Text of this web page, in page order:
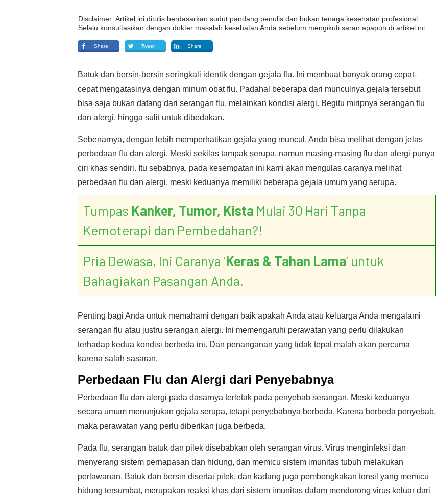
Disclaimer: Artikel ini ditulis berdasarkan sudut pandang penulis dan bukan tenaga kesehatan profesional.
Selalu konsultasikan dengan dokter masalah kesehatan Anda sebelum mengikuti saran apapun di artikel ini.
Share Tweet Share
Batuk dan bersin-bersin seringkali identik dengan gejala flu. Ini membuat banyak orang cepat-
cepat mengatasinya dengan minum obat flu. Padahal beberapa dari munculnya gejala tersebut
bisa saja bukan datang dari serangan flu, melainkan kondisi alergi. Begitu miripnya serangan flu
dan alergi, hingga sulit untuk dibedakan.
Sebenarnya, dengan lebih memperhatikan gejala yang muncul, Anda bisa melihat dengan jelas
perbedaan flu dan alergi. Meski sekilas tampak serupa, namun masing-masing flu dan alergi punya
ciri khas sendiri. Itu sebabnya, pada kesempatan ini kami akan mengulas caranya melihat
perbedaan flu dan alergi, meski keduanya memiliki beberapa gejala umum yang serupa.
Tumpas Kanker, Tumor, Kista Mulai 30 Hari Tanpa
Kemoterapi dan Pembedahan?!
Pria Dewasa, Ini Caranya ‘Keras & Tahan Lama’ untuk
Bahagiakan Pasangan Anda.
Penting bagi Anda untuk memahami dengan baik apakah Anda atau keluarga Anda mengalami
serangan flu atau justru serangan alergi. Ini memengaruhi perawatan yang perlu dilakukan
terhadap kedua kondisi berbeda ini. Dan penanganan yang tidak tepat malah akan percuma
karena salah sasaran.
Perbedaan Flu dan Alergi dari Penyebabnya
Perbedaan flu dan alergi pada dasarnya terletak pada penyebab serangan. Meski keduanya
secara umum menunjukan gejala serupa, tetapi penyebabnya berbeda. Karena berbeda penyebab,
maka perawatan yang perlu diberikan juga berbeda.
Pada flu, serangan batuk dan pilek disebabkan oleh serangan virus. Virus menginfeksi dan
menyerang sistem pernapasan dan hidung, dan memicu sistem imunitas tubuh melakukan
perlawanan. Batuk dan bersin disertai pilek, dan kadang juga pembengkakan tonsil yang memicu
hidung tersumbat, merupakan reaksi khas dari sistem imunitas dalam mendorong virus keluar dari